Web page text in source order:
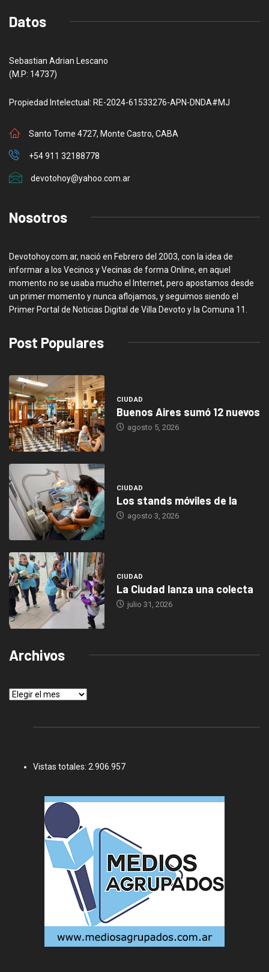
Datos
Sebastian Adrian Lescano
(M.P: 14737)
Propiedad Intelectual: RE-2024-61533276-APN-DNDA#MJ
Santo Tome 4727, Monte Castro, CABA
+54 911 32188778
devotohoy@yahoo.com.ar
Nosotros
Devotohoy.com.ar, nació en Febrero del 2003, con la idea de
informar a los Vecinos y Vecinas de forma Online, en aquel
momento no se usaba mucho el Internet, pero apostamos desde
un primer momento y nunca aflojamos, y seguimos siendo el
Primer Portal de Noticias Digital de Villa Devoto y la Comuna 11.
Post Populares
CIUDAD
Buenos Aires sumó 12 nuevos
agosto 5, 2026
CIUDAD
Los stands móviles de la
agosto 3, 2026
CIUDAD
La Ciudad lanza una colecta
julio 31, 2026
Archivos
Archivos
Vistas totales: 2.906.957